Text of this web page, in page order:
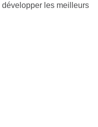
les meilleurs